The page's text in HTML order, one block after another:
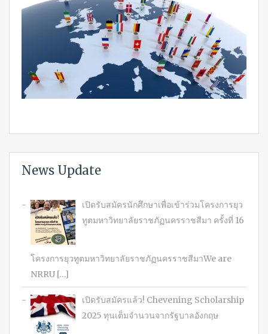
News Update
เปิดรับสมัครนักศึกษาเพื่อเข้าร่วมโครงการยุว
ทูตมหาวิทยาลัยราชภัฏนครราชสีมา ครั้งที่ 16
โครงการยุวทูตมหาวิทยาลัยราชภัฏนครราชสีมาWe are
NRRU […]
เปิดรับสมัครแล้ว! Chevening Scholarship
2025 ทุนเต็มจำนวนจากรัฐบาลอังกฤษ